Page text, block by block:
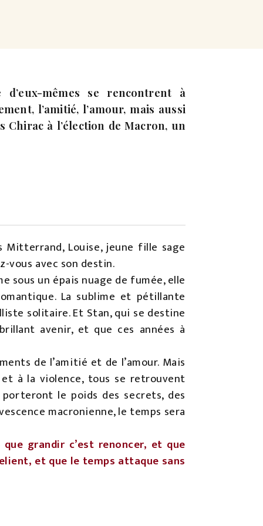
mêmes se rencontrent à
l’amitié, l’amour, mais aussi
Chirac à l’élection de Macron, un
Mitterrand, Louise, jeune fille sage
vous avec son destin.
sous un épais nuage de fumée, elle
La sublime et pétillante
solitaire. Et Stan, qui se destine
avenir, et que ces années à
de l’amitié et de l’amour. Mais
à la violence, tous se retrouvent
le poids des secrets, des
macronienne, le temps sera
grandir c’est renoncer, et que
et que le temps attaque sans